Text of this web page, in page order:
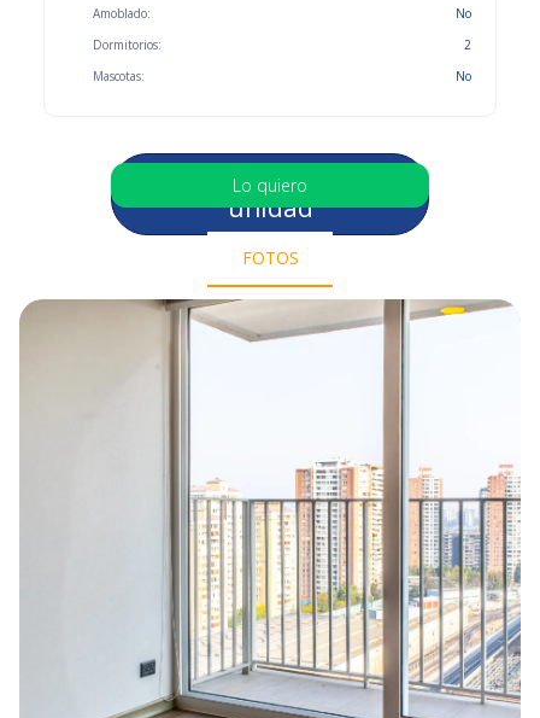
Amoblado:
Dormitorios:
Mascotas:
No
2
No
Selecciona otra
unidad
Lo quiero
FOTOS